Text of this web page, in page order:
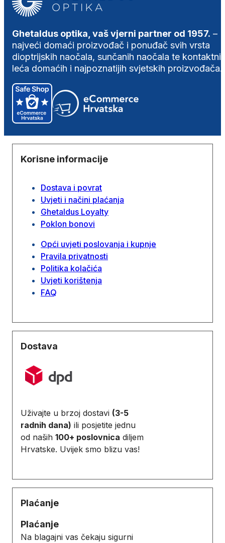
Ghetaldus optika, vaš vjerni partner od 1957. –
najveći domaći proizvođač i ponuđač svih vrsta
dioptrijskih naočala, sunčanih naočala te
leća domaćih i najpoznatijih svjetskih proizvođača.
Korisne informacije
Dostava i povrat
Uvjeti i načini plaćanja
Ghetaldus Loyalty
Poklon bonovi
Opći uvjeti poslovanja i kupnje
Pravila privatnosti
Politika kolačića
Uvjeti korištenja
FAQ
Dostava
Uživajte u brzoj dostavi (3-5
radnih dana) ili posjetite jednu
od naših 100+ poslovnica diljem
Hrvatske. Uvijek smo blizu vas!
Plaćanje
Plaćanje
Na blagajni vas čekaju sigurni